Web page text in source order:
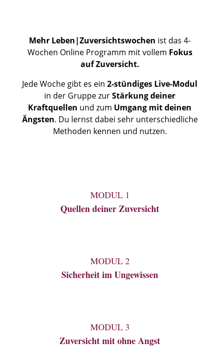
Mehr Leben|Zuversichtswochen ist das 4-
Wochen Online Programm mit vollem Fokus
auf Zuversicht.
Jede Woche gibt es ein2-stündiges Live-Modul
in der Gruppe zurStärkung deiner
Kraftquellen und zum Umgang mit deinen
Ängsten. Du lernst dabei sehr unterschiedliche
Methoden kennen und nutzen.
MODUL 1
Quellen deiner Zuversicht
MODUL 2
Sicherheit im Ungewissen
MODUL 3
Zuversicht mit ohne Angst